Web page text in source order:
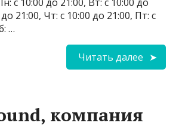
21:00, Чт: с 10:00 до 21:00, Пт: с
…
Читать далее
компания